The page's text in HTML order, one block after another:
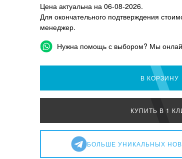
Цена актуальна на 06-08-2026.
Для окончательного подтверждения
менеджер.
Нужна помощь с выбором? Мы
В КОРЗИНУ
КУПИТЬ В 1
БОЛЬШЕ УНИКАЛЬНЫХ